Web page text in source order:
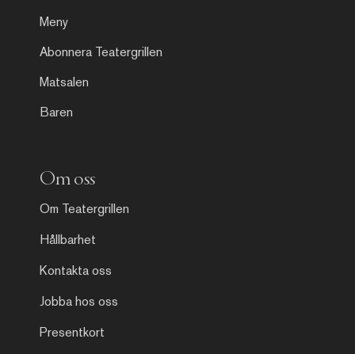
Meny
Abonnera Teatergrillen
Matsalen
Baren
Om oss
Om Teatergrillen
Hållbarhet
Kontakta oss
Jobba hos oss
Presentkort